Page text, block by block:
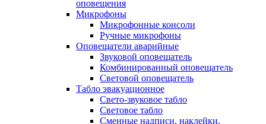
оповещения
Микрофоны
Микрофонные консоли
Ручные микрофоны
Оповещатели аварийные
Звуковой оповещатель
Комбинированный оповещатель
Световой оповещатель
Табло эвакуационное
Свето-звуковое табло
Световое табло
Сменные надписи, наклейки,